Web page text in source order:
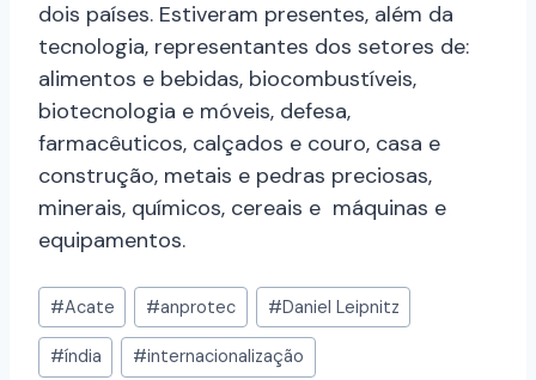
dois países. Estiveram presentes, além da
tecnologia, representantes dos setores de:
alimentos e bebidas, biocombustíveis,
biotecnologia e móveis, defesa,
farmacêuticos, calçados e couro, casa e
construção, metais e pedras preciosas,
minerais, químicos, cereais e máquinas e
equipamentos.
#Acate #anprotec #Daniel Leipnitz
#índia #internacionalização